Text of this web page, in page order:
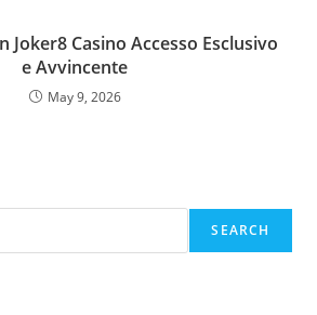
Joker8 Casino Accesso Esclusivo
e Avvincente
May 9, 2026
SEARCH